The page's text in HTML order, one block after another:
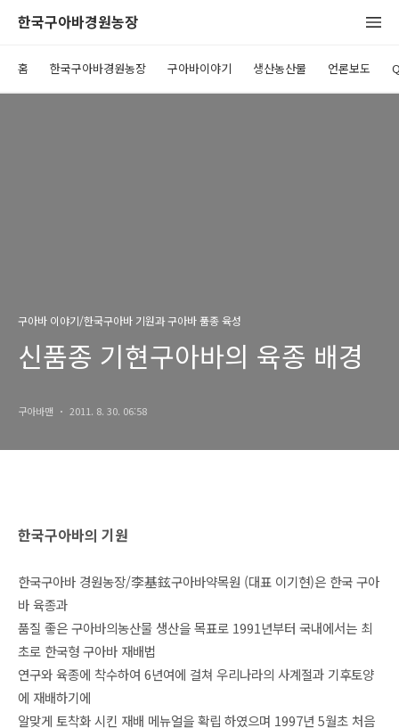
한국구아바경원농장
홈 한국구아바경원농장 구아바이야기 생산농산물 언론보도
구아바 이야기/한국구아바 기원과 구아바 품종 육성
신품종 기현구아바의 육종 배경
구아바맨 2011. 8. 30. 06:58
한국구아바의 기원
한국구아바 경원농장/李基鉉구아바약목원 (대표 이기현)은 한국 구아
바 육종과
품질 좋은 구아바의농산물 생산을 목표로 1991년부터 국내에서는 최
초로 한국형 구아바 재배법
연구와 육종에 착수하여 6년여에 걸쳐 우리나라의 사계절과 기후토양
에 재배하기에
알맞게 토착화 시킨 재배 메뉴얼을 확립 하였으며 1997년 5월초 처음